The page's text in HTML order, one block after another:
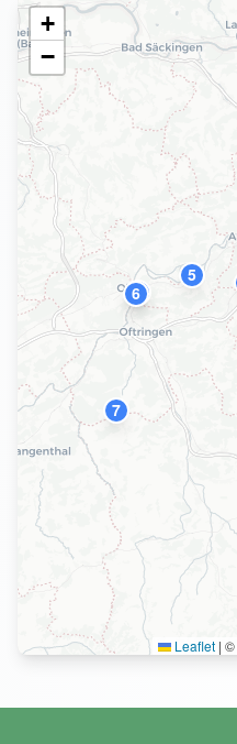
5
6
7
10
+
−
Leaflet | ©